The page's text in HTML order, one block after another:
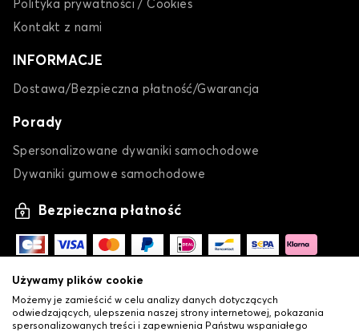
Polityka prywatności / Cookies
Kontakt z nami
INFORMACJE
Dostawa/Bezpieczna płatność/Gwarancja
Porady
Spersonalizowane dywaniki samochodowe
Dywaniki gumowe samochodowe
Bezpieczna płatność
Używamy plików cookie
Możemy je zamieścić w celu analizy danych dotyczących
odwiedzających, ulepszenia naszej strony internetowej, pokazania
spersonalizowanych treści i zapewnienia Państwu wspaniałego